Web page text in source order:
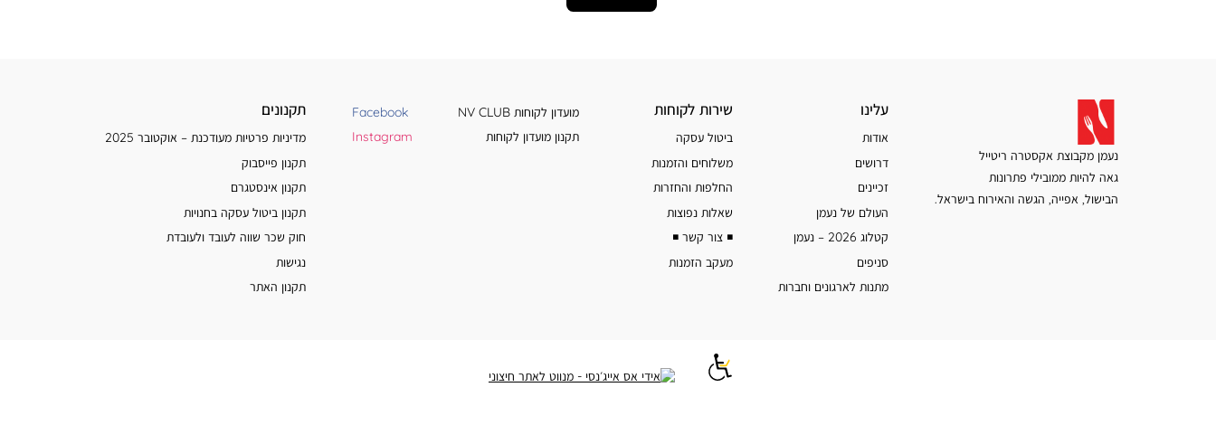
נעמן מקבוצת אקסטרה ריטייל
גאה להיות ממובילי פתרונות
הבישול, אפייה, הגשה והאירוח בישראל.
עלינו
עלינו
אודות
דרושים
זכיינים
העולם של נעמן
קטלוג 2026 – נעמן
סניפים
מתנות לארגונים וחברות
שירות
שירות לקוחות
ביטול עסקה
משלוחים והזמנות
החלפות והחזרות
שאלות נפוצות
◾️ צור קשר ◾️
מעקב הזמנות
מידע
נוסף
מועדון לקוחות NV CLUB
תקנון מועדון לקוחות
Facebook
Instagram
תקנונים
מדיניות פרטיות מעודכנת – אוקטובר 2025
תקנון פייסבוק
תקנון אינסטגרם
תקנון ביטול עסקה בחנויות
חוק שכר שווה לעובד ולעובדת
נגישות
תקנון האתר